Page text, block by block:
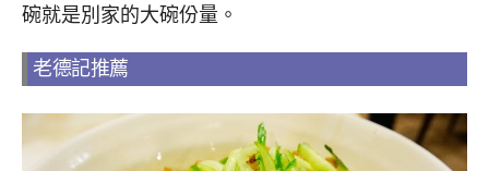
碗就是別家的大碗份量。
老德記推薦